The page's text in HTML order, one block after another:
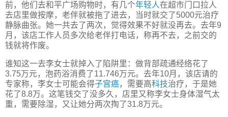
前，他们去和平广场购物时，有几个年轻人在超市门口拉人
去店里做按摩，老伴就被拖了进去，当时就交了5000元治疗
静脉曲张。她一共去了两次，觉得效果不好就没再去。去年9
月，该店工作人员多次给老伴打电话，称再不去，之前交的
钱就将作废。
谁知这一去李女士就掉入了陷阱里：做背部疏通经络花了
3.75万元，泡药浴消费了11.746万元。去年10月，该店请的
专家称，李女士可能会得子宫癌，需要高科技治疗，于是她
花了8.8万。这笔钱交了没多久，店里又称李女士身体湿气太
重，需要除湿，又让她分两次掏了31.8万元。